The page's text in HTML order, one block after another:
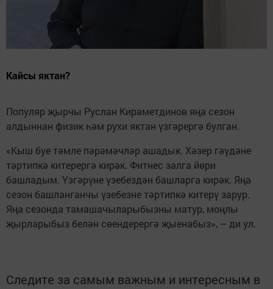
Кайсы яктан?
Популяр җырчы Руслан Кираметдинов яңа сезон
алдыннан физик һәм рухи яктан үзгәрергә булган.
«Кыш буе тәмле пәрәмәчләр ашадык. Хәзер гәүдәне
тәртипкә китерергә кирәк. Фитнес залга йөри
башладым. Үзгәрүне үзебездән башларга кирәк. Яңа
сезон башланганчы үзебезне тәртипкә китерү зарур.
Яңа сезонда тамашачыларыбызны матур, моңлы
җырларыбыз белән сөендерергә җыенабыз», – ди ул.
Следите за самым важным и интересным в